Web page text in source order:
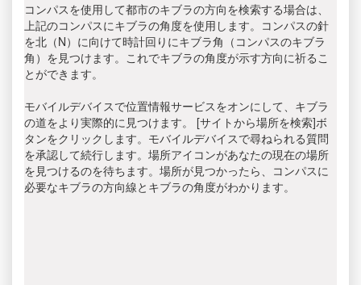
コンパスを使用して都市のキブラの方向を検索する場合は、
上記のコンパスにキブラの角度を使用します。コンパスの針
を北（N）に向けて時計回りにキブラ角（コンパスのキブラ
角）を見つけます。これでキブラの角度が示す方向に祈るこ
とができます。
モバイルデバイスで位置情報サービスをオンにして、キブラ
の道をより実際的に見つけます。 [サイトから場所を検索]ボ
タンをクリックします。モバイルデバイスで尋ねられる質問
を承認して続行します。場所アイコンがあなたの現在の場所
を見つけるのを待ちます。場所が見つかったら、コンパスに
必要なキブラの方向線とキブラの角度がわかります。